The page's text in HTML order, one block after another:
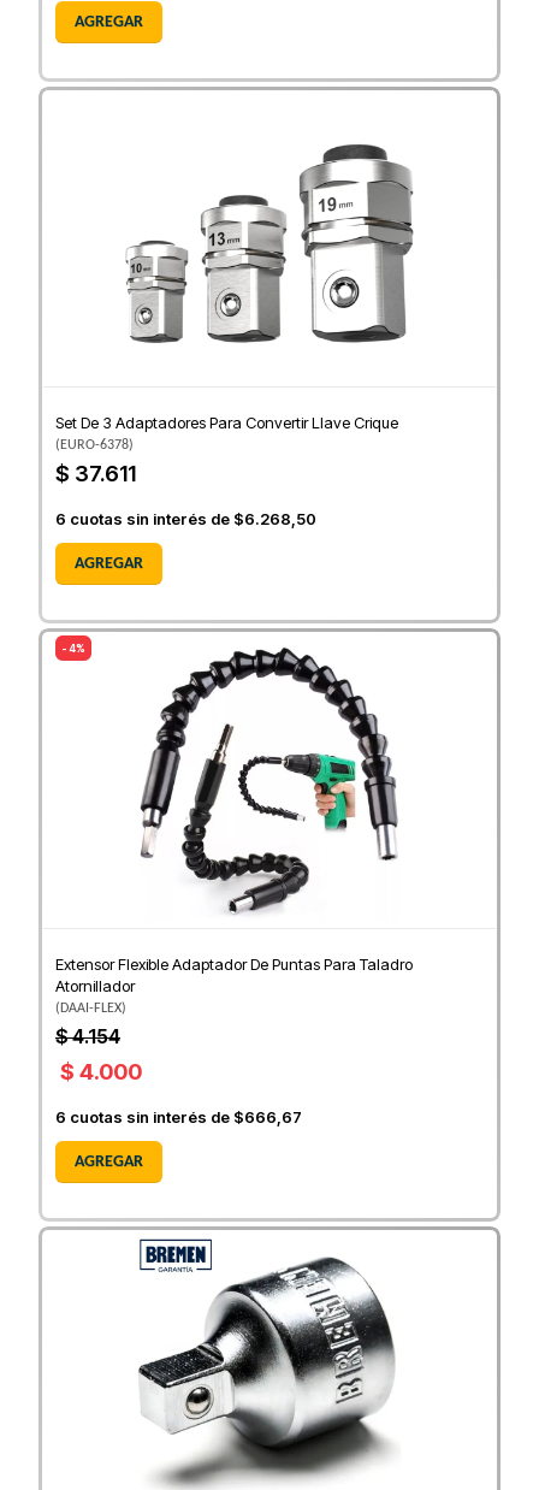
AGREGAR
Set De 3 Adaptadores Para Convertir Llave Crique
(EURO-6378)
$ 37.611
6 cuotas sin interés de $6.268,50
AGREGAR
- 4%
Extensor Flexible Adaptador De Puntas Para Taladro
Atornillador
(DAAI-FLEX)
$ 4.154
$ 4.000
6 cuotas sin interés de $666,67
AGREGAR